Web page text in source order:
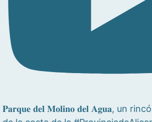
𝐏𝐚𝐫𝐪𝐮𝐞 𝐝𝐞𝐥 𝐌𝐨𝐥𝐢𝐧𝐨 𝐝𝐞𝐥 𝐀𝐠𝐮𝐚, un